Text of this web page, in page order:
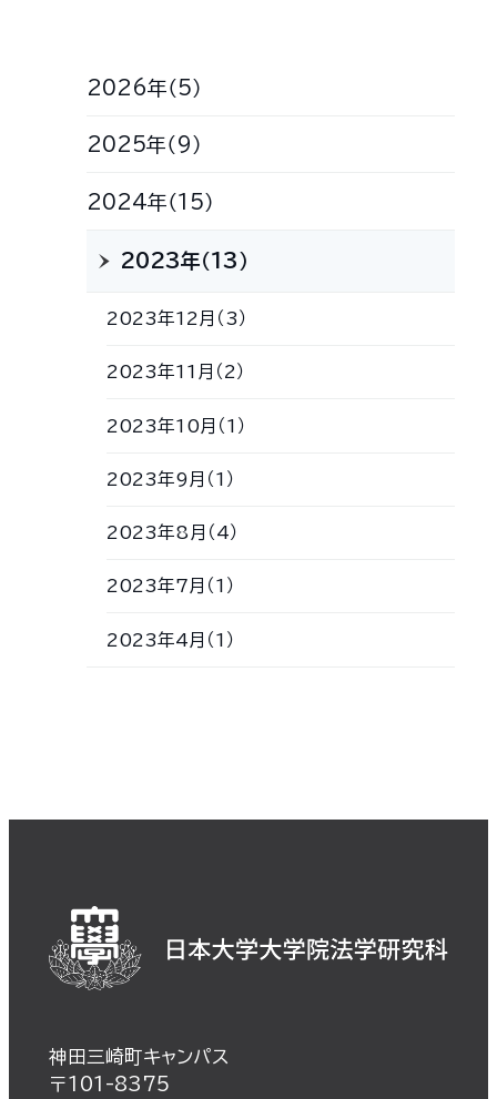
2026年（5）
2025年（9）
2024年（15）
2023年（13）
2023年12月（3）
2023年11月（2）
2023年10月（1）
2023年9月（1）
2023年8月（4）
2023年7月（1）
2023年4月（1）
神田三崎町キャンパス
〒101-8375